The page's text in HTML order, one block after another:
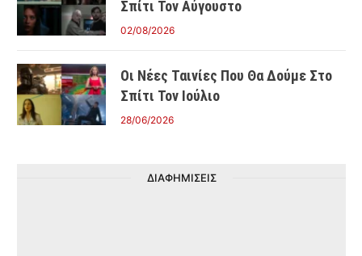
Σπίτι Τον Αύγουστο
02/08/2026
Οι Νέες Ταινίες Που Θα Δούμε Στο
Σπίτι Τον Ιούλιο
28/06/2026
ΔΙΑΦΗΜΙΣΕΙΣ